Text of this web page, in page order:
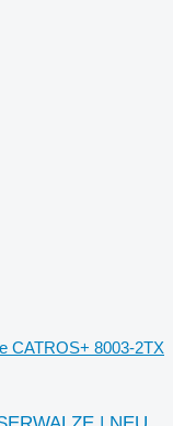
CATROS+ 8003-2TX